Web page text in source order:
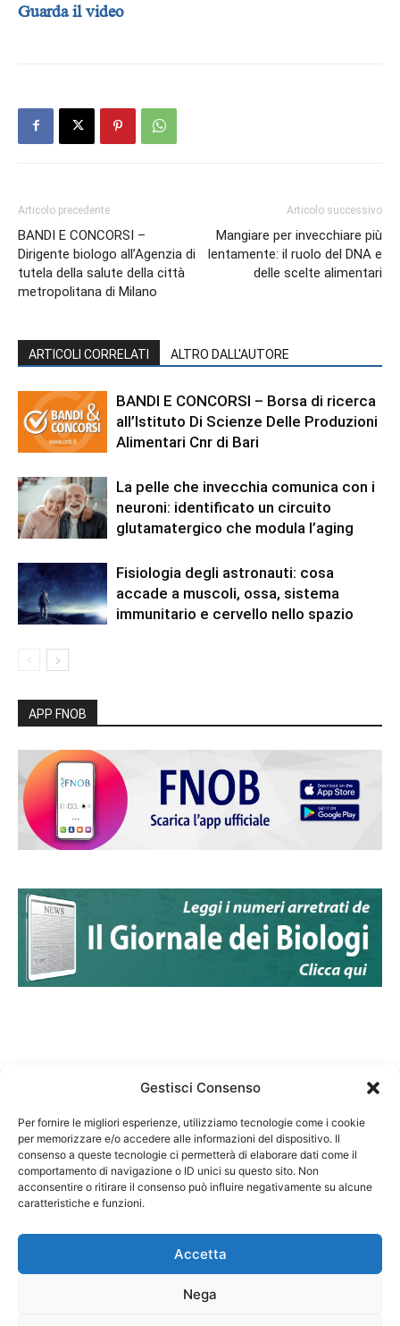
Gestisci Consenso
Per fornire le migliori esperienze, utilizziamo tecnologie come i cookie
per memorizzare e/o accedere alle informazioni del dispositivo. Il
consenso a queste tecnologie ci permetterà di elaborare dati come il
comportamento di navigazione o ID unici su questo sito. Non
acconsentire o ritirare il consenso può influire negativamente su alcune
caratteristiche e funzioni.
Accetta
Nega
Guarda il video
Articolo precedente
BANDI E CONCORSI –
Dirigente biologo all’Agenzia di
tutela della salute della città
metropolitana di Milano
Articolo successivo
Mangiare per invecchiare più
lentamente: il ruolo del DNA e
delle scelte alimentari
ARTICOLI CORRELATI ALTRO DALL'AUTORE
BANDI E CONCORSI – Borsa di ricerca
all’Istituto Di Scienze Delle Produzioni
Alimentari Cnr di Bari
La pelle che invecchia comunica con i
neuroni: identificato un circuito
glutamatergico che modula l’aging
Fisiologia degli astronauti: cosa
accade a muscoli, ossa, sistema
immunitario e cervello nello spazio
APP FNOB
Federazione Nazionale Degli Ordini dei Biologi:
codice fiscale 80069130583
Responsabile sito internet www.fnob.it: